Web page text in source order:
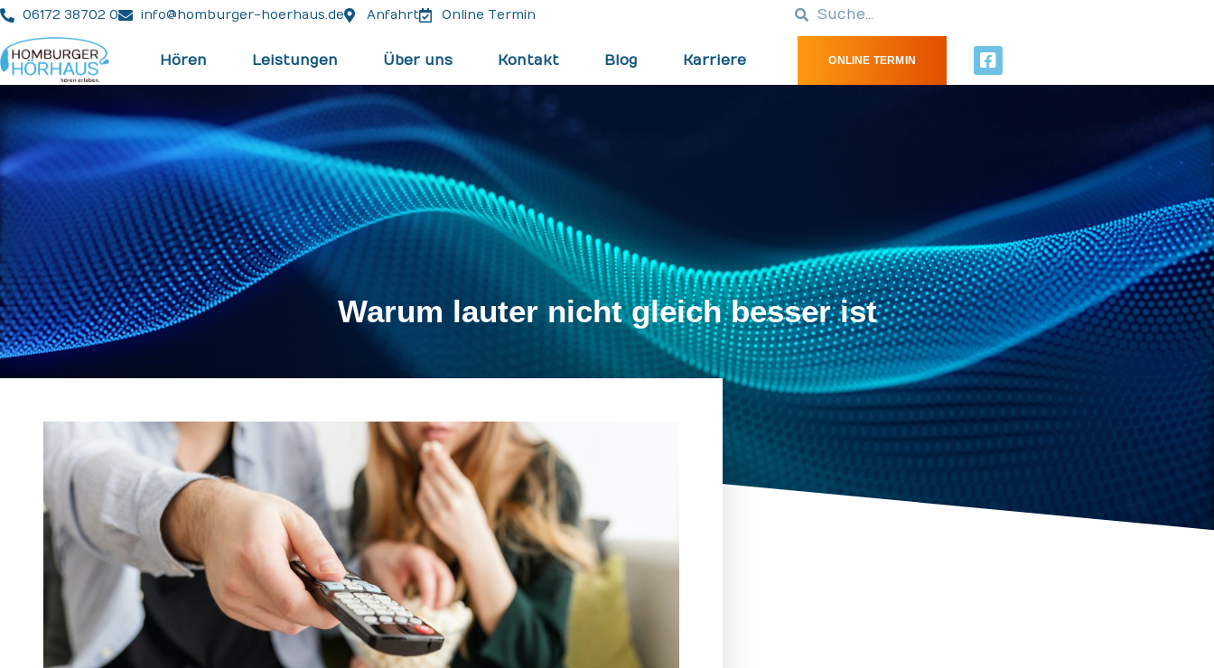
06172 38702 0 info@homburger-hoerhaus.de Anfahrt Online Termin
Hören Leistungen Über uns Kontakt Blog Karriere ONLINE TERMIN
Warum lauter nicht gleich besser ist